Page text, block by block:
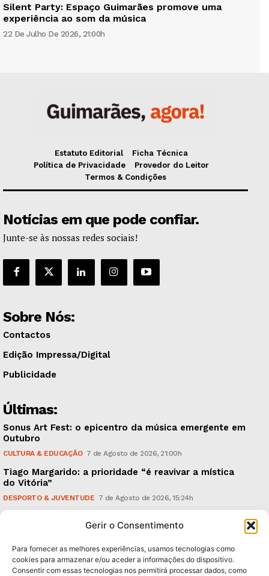
Gerir o Consentimento
Para fornecer as melhores experiências, usamos tecnologias como
cookies para armazenar e/ou aceder a informações do dispositivo.
Consentir com essas tecnologias nos permitirá processar dados, como
Silent Party: Espaço Guimarães promove uma
experiência ao som da música
22 De Julho De 2026, 21:00h
Estatuto Editorial
Ficha Técnica
Política de Privacidade
Provedor do Leitor
Termos & Condições
Notícias em que pode confiar.
Junte-se às nossas redes sociais!
Sobre Nós:
Contactos
Edição Impressa/Digital
Publicidade
Últimas:
Sonus Art Fest: o epicentro da música emergente em
Outubro
CULTURA & EDUCAÇÃO 7 de Agosto de 2026, 21:00h
Tiago Margarido: a prioridade “é reavivar a mística
do Vitória”
DESPORTO & JUVENTUDE 7 de Agosto de 2026, 15:24h
caudais e antecipa situações de risco